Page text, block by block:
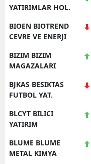
YATIRIMLAR HOL.
BIOEN BIOTREND
CEVRE VE ENERJI
BIZIM BIZIM
MAGAZALARI
BJKAS BESIKTAS
FUTBOL YAT.
BLCYT BILICI
YATIRIM
BLUME BLUME
METAL KIMYA